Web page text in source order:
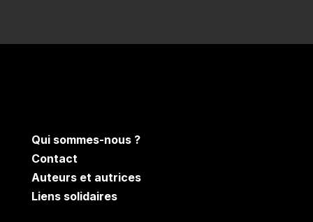
Qui sommes-nous ?
Contact
Auteurs et autrices
Liens solidaires